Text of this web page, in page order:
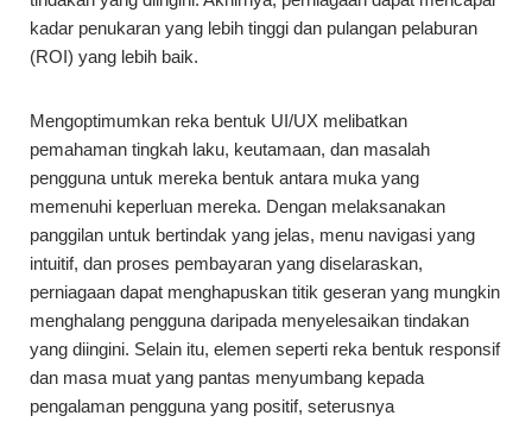
kadar penukaran yang lebih tinggi dan pulangan pelaburan
(ROI) yang lebih baik.
Mengoptimumkan reka bentuk UI/UX melibatkan
pemahaman tingkah laku, keutamaan, dan masalah
pengguna untuk mereka bentuk antara muka yang
memenuhi keperluan mereka. Dengan melaksanakan
panggilan untuk bertindak yang jelas, menu navigasi yang
intuitif, dan proses pembayaran yang diselaraskan,
perniagaan dapat menghapuskan titik geseran yang mungkin
menghalang pengguna daripada menyelesaikan tindakan
yang diingini. Selain itu, elemen seperti reka bentuk responsif
dan masa muat yang pantas menyumbang kepada
pengalaman pengguna yang positif, seterusnya